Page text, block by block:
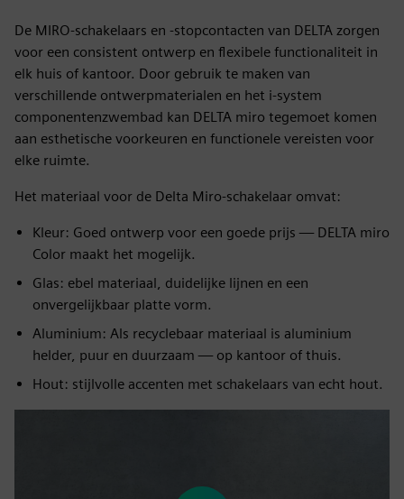
De MIRO-schakelaars en -stopcontacten van DELTA zorgen
voor een consistent ontwerp en flexibele functionaliteit in
elk huis of kantoor. Door gebruik te maken van
verschillende ontwerpmaterialen en het i-system
componentenzwembad kan DELTA miro tegemoet komen
aan esthetische voorkeuren en functionele vereisten voor
elke ruimte.
Het materiaal voor de Delta Miro-schakelaar omvat:
Kleur: Goed ontwerp voor een goede prijs — DELTA miro
Color maakt het mogelijk.
Glas: ebel materiaal, duidelijke lijnen en een
onvergelijkbaar platte vorm.
Aluminium: Als recyclebaar materiaal is aluminium
helder, puur en duurzaam — op kantoor of thuis.
Hout: stijlvolle accenten met schakelaars van echt hout.